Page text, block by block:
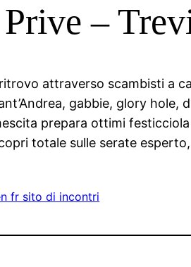
–
attraverso scambisti a
gabbie, glory
prepara ottimi
totale sulle serate
fr sito di incontri